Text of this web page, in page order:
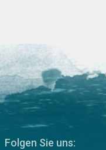
Folgen Sie uns: